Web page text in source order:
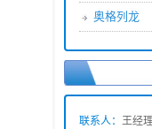
奥格列龙
联系人： 王经